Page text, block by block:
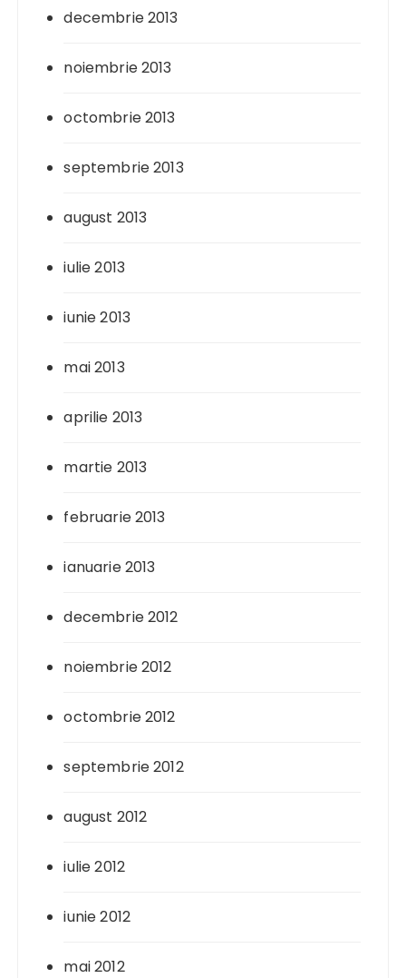
decembrie 2013
noiembrie 2013
octombrie 2013
septembrie 2013
august 2013
iulie 2013
iunie 2013
mai 2013
aprilie 2013
martie 2013
februarie 2013
ianuarie 2013
decembrie 2012
noiembrie 2012
octombrie 2012
septembrie 2012
august 2012
iulie 2012
iunie 2012
mai 2012